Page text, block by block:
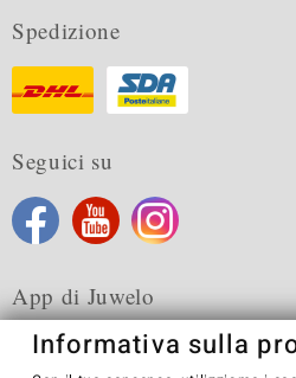
Spedizione
Seguici su
App di Juwelo
Informativa sulla